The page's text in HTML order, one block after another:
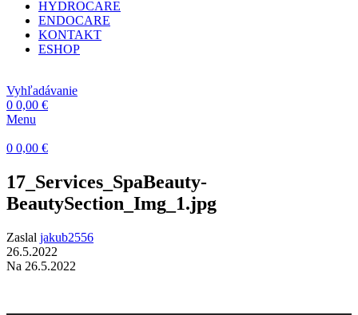
HYDROCARE
ENDOCARE
KONTAKT
ESHOP
Vyhľadávanie
0 0,00 €
Menu
0 0,00 €
17_Services_SpaBeauty-
BeautySection_Img_1.jpg
Zaslal jakub2556
26.5.2022
Na 26.5.2022